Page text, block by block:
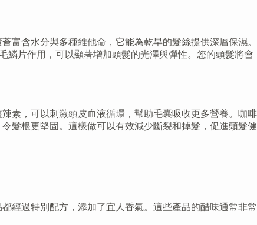
富含水分與多種維他命，它能為乾旱的髮絲提供深層保濕。
鱗片作用，可以顯著增加頭髮的光澤與彈性。您的頭髮將會
素，可以刺激頭皮血液循環，幫助毛囊吸收更多營養。咖啡
髮根更堅固。這樣做可以有效減少斷裂和掉髮，促進頭髮健
經過特別配方，添加了宜人香氣。這些產品的醋味通常非常